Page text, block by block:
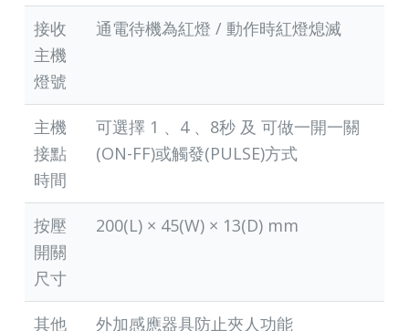
接收
主機
燈號
通電待機為紅燈 / 動作時紅燈熄滅
主機
接點
時間
可選擇 1 、4 、8秒 及 可做一開一關
(ON-FF)或觸發(PULSE)方式
按壓
開關
尺寸
200(L) × 45(W) × 13(D) mm
其他 外加感應器具防止夾人功能